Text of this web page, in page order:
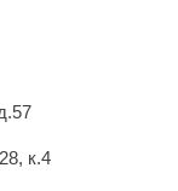
к.4